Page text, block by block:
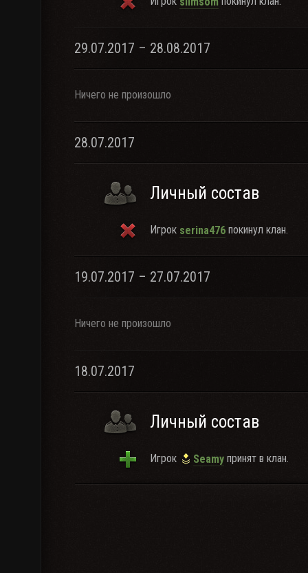
29.07.2017 – 28.08.2017
Ничего не произошло
28.07.2017
Личный состав
Игрок serina476 покинул клан.
19.07.2017 – 27.07.2017
Ничего не произошло
18.07.2017
Личный состав
Игрок Seamy принят в клан.